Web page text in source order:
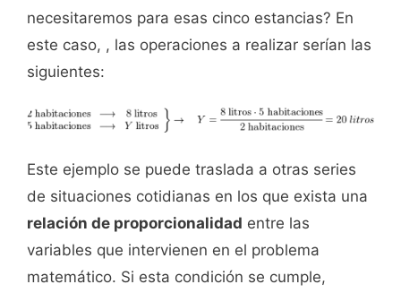
necesitaremos para esas cinco estancias? En
este caso, , las operaciones a realizar serían las
siguientes:
Este ejemplo se puede traslada a otras series
de situaciones cotidianas en los que exista una
relación de proporcionalidad entre las
variables que intervienen en el problema
matemático. Si esta condición se cumple,